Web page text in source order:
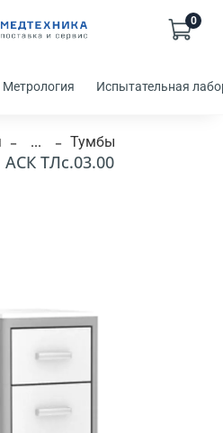
0
Метрология Испытательная
... Тумбы
ТЛс.03.00